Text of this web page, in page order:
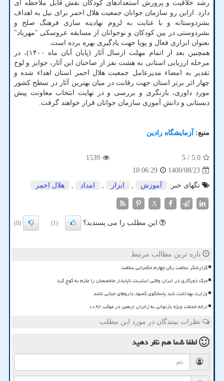
رشد خلاقیت و پرورش استعدادهای کودکان نقش قابل ملاحظه ای
دارد. ازاین رو سازمان جوانان جمعیت هلال احمر برای نیل به اهداف
بشردوستانه و با عنایت به لزوم نهادینه سازی فرهنگ صلح و
بشردوستی در بین کودکان و نوجوانان از مسابقه عروسکی "مهریاد"
بعنوان ابزاری فعال و پویا جهت یادگیری بهره برده است.
همچنین بعد از اتمام مهلت ارسال آثار (پایان آبان ماه ۱۴۰۰)، در
مرحله ارزیابی استانی به هشت نفر از صاحبان این آثار، جوایز و لوح
تقدیر به امضاء مدیرعامل جمعیت هلال احمر استان اهداء شده و
چهار اثر برتر استان جهت رقابت در میان بهترین آثار در سطح کشور
مورد داوری، بازنگری و بررسی و در نهایت انتخاب معاونت پیش
دبستانی و دانش آموزی سازمان جوانان قرار خواهند گرفت.
منبع: آزمایشگاه رادین
5.0
/ 5
1539
1400/08/23
10:06:29
تگهای خبر:
آموزش , ابزار , امداد , هلال احمر
X
این مطلب را می پسندید؟ (1)
(0)
تازه ترین مطالب مرتبط
گزارشگر سلامت رکن چهارم حکمرانی سلامت
مرگ دورکاری در ایران وقتی اینترنت ناپایدار متخصصان را ملزم به کوچ کرد
وزارت بهداشت باید پاسخگوی کمبود داروهای حیاتی باشد
ارائه خدمات ویژه بازتوانی به زائران اربعین در موکب ۱۰۹۲
نظرات بینندگان در مورد این مطلب
لطفا شما همنظر دهید